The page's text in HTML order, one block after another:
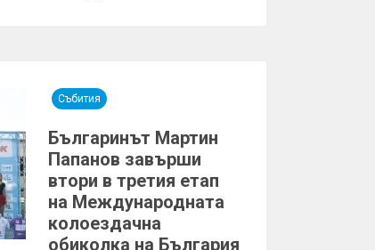
Събития
Българинът Мартин
Папанов завърши
втори в третия етап
на Международната
колоездачна
обиколка на България